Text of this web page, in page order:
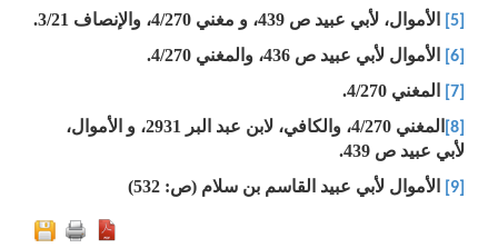
[5] الأموال، لأبي عبيد ص 439، و مغني 4/270، والإنصاف 3/21.
[6] الأموال لأبي عبيد ص 436، والمغني 4/270.
[7] المغني 4/270.
[8]
المغني 4/270، والكافي، لابن عبد البر 2931، و الأموال،
لأبي عبيد ص 439.
[9] الأموال لأبي عبيد القاسم بن سلام (ص: 532)